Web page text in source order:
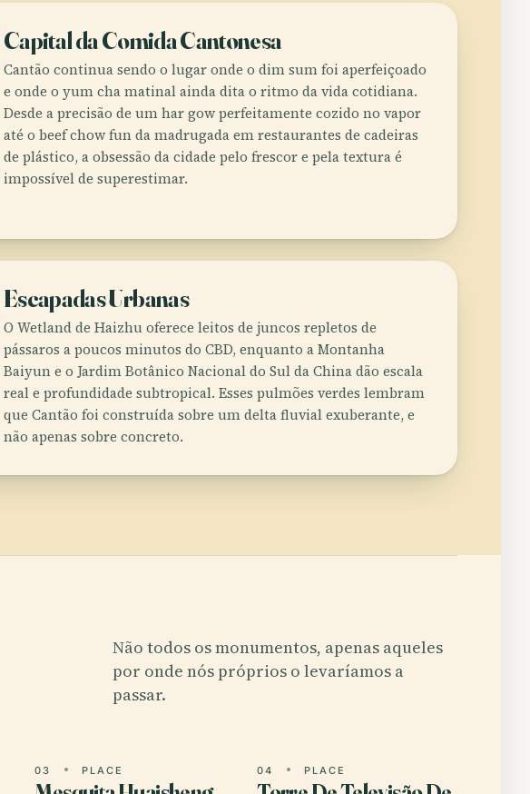
Capital da Comida Cantonesa
Cantão continua sendo o lugar onde o dim sum foi aperfeiçoado
e onde o yum cha matinal ainda dita o ritmo da vida cotidiana.
Desde a precisão de um har gow perfeitamente cozido no vapor
até o beef chow fun da madrugada em restaurantes de cadeiras
de plástico, a obsessão da cidade pelo frescor e pela textura é
impossível de superestimar.
Escapadas Urbanas
O Wetland de Haizhu oferece leitos de juncos repletos de
pássaros a poucos minutos do CBD, enquanto a Montanha
Baiyun e o Jardim Botânico Nacional do Sul da China dão escala
real e profundidade subtropical. Esses pulmões verdes lembram
que Cantão foi construída sobre um delta fluvial exuberante, e
não apenas sobre concreto.
Não todos os monumentos, apenas aqueles
por onde nós próprios o levaríamos a
passar.
03 PLACE 04 PLACE